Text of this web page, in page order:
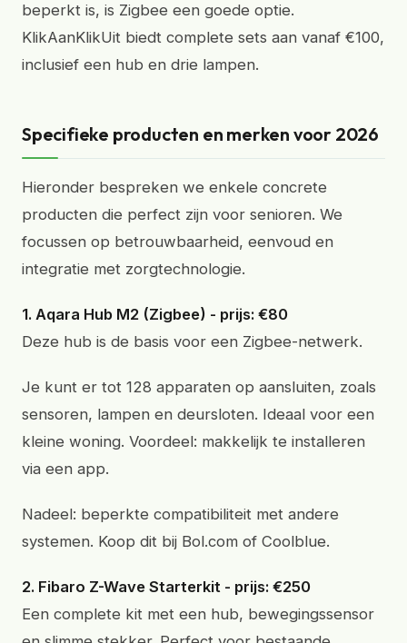
beperkt is, is Zigbee een goede optie.
KlikAanKlikUit biedt complete sets aan vanaf €100,
inclusief een hub en drie lampen.
Specifieke producten en merken voor 2026
Hieronder bespreken we enkele concrete
producten die perfect zijn voor senioren. We
focussen op betrouwbaarheid, eenvoud en
integratie met zorgtechnologie.
1. Aqara Hub M2 (Zigbee) - prijs: €80
Deze hub is de basis voor een Zigbee-netwerk.
Je kunt er tot 128 apparaten op aansluiten, zoals
sensoren, lampen en deursloten. Ideaal voor een
kleine woning. Voordeel: makkelijk te installeren
via een app.
Nadeel: beperkte compatibiliteit met andere
systemen. Koop dit bij Bol.com of Coolblue.
2. Fibaro Z-Wave Starterkit - prijs: €250
Een complete kit met een hub, bewegingssensor